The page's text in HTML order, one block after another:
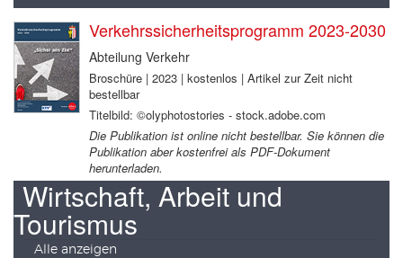
Verkehrssicherheitsprogramm 2023-2030
Abteilung Verkehr
Broschüre | 2023 | kostenlos | Artikel zur Zeit nicht
bestellbar
Titelbild: ©olyphotostories - stock.adobe.com
Die Publikation ist online nicht bestellbar. Sie können die
Publikation aber kostenfrei als PDF-Dokument
herunterladen.
Wirtschaft, Arbeit und
Tourismus
Alle anzeigen